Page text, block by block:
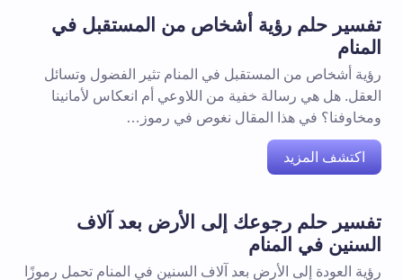
تفسير حلم رؤية أشخاص من المستقبل في
المنام
رؤية أشخاص من المستقبل في المنام تثير الفضول وتسائل
العقل. هل هي رسالة خفية من اللاوعي أم انعكاس لأمانينا
ومخاوفنا؟ في هذا المقال نغوص في رموز…
اكتشف المزيد
تفسير حلم رجوعك إلى الأرض بعد آلاف
السنين في المنام
رؤية العودة إلى الأرض بعد آلاف السنين في المنام تحمل رموزًا